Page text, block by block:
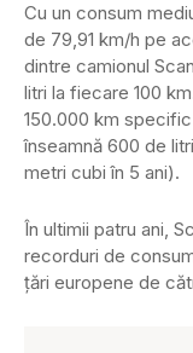
Cu un consum
de 79,91 km/h pe
dintre camionul
litri la fiecare 100
150.000 km
înseamnă 600 de
metri cubi în 5 ani).
În ultimii patru ani,
recorduri de
țări europene de